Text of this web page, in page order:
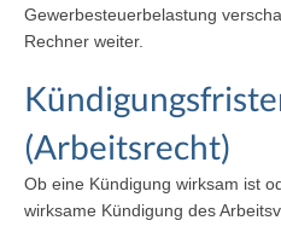
Gewerbesteuerbelastung
Rechner weiter.
(Arbeitsrecht)
Ob eine Kündigung wirksam ist
wirksame Kündigung des